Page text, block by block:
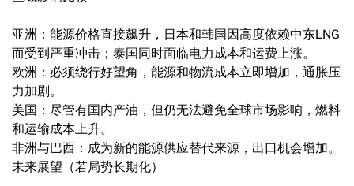
亚洲：能源价格直接飙升，日本和韩国因高度依赖中东LNG
而受到严重冲击；泰国同时面临电力成本和运费上涨。
欧洲：必须绕行好望角，能源和物流成本立即增加，通胀压
力加剧。
美国：尽管有国内产油，但仍无法避免全球市场影响，燃料
和运输成本上升。
非洲与巴西：成为新的能源供应替代来源，出口机会增加。
未来展望（若局势长期化）